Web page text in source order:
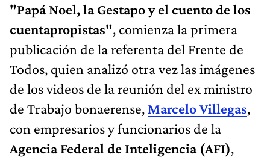
"Papá Noel, la Gestapo y el cuento de los
cuentapropistas", comienza la primera
publicación de la referenta del Frente de
Todos, quien analizó otra vez las imágenes
de los videos de la reunión del ex ministro
de Trabajo bonaerense, Marcelo Villegas,
con empresarios y funcionarios de la
Agencia Federal de Inteligencia (AFI),